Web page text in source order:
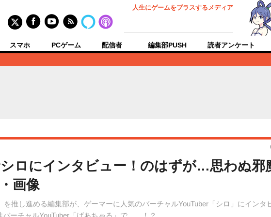
人生にゲームをプラスするメディア
スマホ PCゲーム 配信者 編集部PUSH 読者アンケート
ロにインタビュー！のはずが…思わぬ邪
画像
を推し進める編集部が、ゲーマーに人気のバーチャルYouTuber「シロ」にインタ
ーチャルYouTuber「ばあちゃる」で……！？